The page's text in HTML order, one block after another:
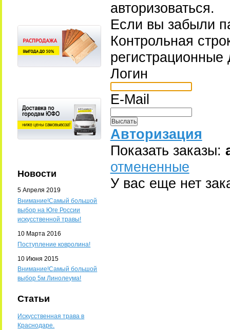
Новости
5 Апреля 2019
Внимание!Самый большой
выбор на Юге России
искусственной травы!
10 Марта 2016
Поступление ковролина!
10 Июня 2015
Внимание!Самый большой
выбор 5м Линолеума!
Статьи
Искусственная трава в
Краснодаре.
авторизоваться.
Если вы забыли
Контрольная
Логин
E-Mail
Авторизация
Показать заказы:
отмененные
У вас еще нет